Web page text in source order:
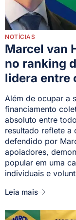
NOTÍCIAS
Marcel van
no ranking
lidera entre
Além de ocupar a
financiamento
absoluto entre
resultado reflete a
defendido por
apoiadores,
popular em uma
individuais e
Leia mais